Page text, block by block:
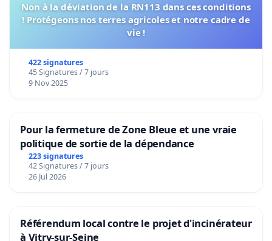
Non à la déviation de la RN113 dans ces conditions
! Protégeons nos terres agricoles et notre cadre de
vie !
422 signatures
45 Signatures / 7 jours
9 Nov 2025
Pour la fermeture de Zone Bleue et une vraie
politique de sortie de la dépendance
223 signatures
42 Signatures / 7 jours
26 Jul 2026
Référendum local contre le projet d'incinérateur
à Vitry-sur-Seine